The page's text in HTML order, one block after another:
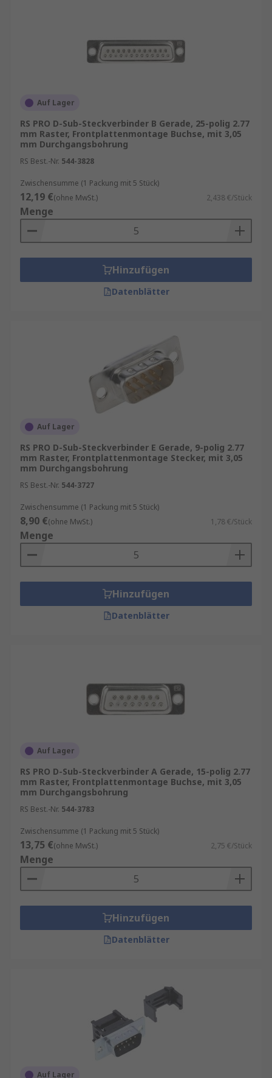
an das Stromnetz oder das Anschließen
wichtiger Geräte wie Öfen.
Bezeichnung schon sagt, sind gelötete D-
mit Lötmetall und einem Lötkolben mit
Platinen verbunden zu werden.
D-Sub mit Federanschluss
Verbindung über Federanschlussklemmen
an individuellen abisolierten Drähten oder
Kabeln her.
Wire-Wrap-D-Sub-Steckverbinder– Das
mit Drähten um die Kontaktstifte der
Steckverbinder herum.
D-Sub-Steckverbinder-
Auf Lager
RS PRO D-Sub-Steckverbinder B Gerade, 25-polig 2.77
mm Raster, Frontplattenmontage Buchse, mit 3,05
mm Durchgangsbohrung
RS Best.-Nr. 544-3828
Zwischensumme (1 Packung mit 5 Stück)
12,19 €(ohne MwSt.) 2,438 €/Stück
Menge
Hinzufügen
Datenblätter
Auf Lager
RS PRO D-Sub-Steckverbinder E Gerade, 9-polig 2.77
mm Raster, Frontplattenmontage Stecker, mit 3,05
mm Durchgangsbohrung
RS Best.-Nr. 544-3727
Zwischensumme (1 Packung mit 5 Stück)
8,90 €(ohne MwSt.) 1,78 €/Stück
Menge
Hinzufügen
Datenblätter
Auf Lager
RS PRO D-Sub-Steckverbinder A Gerade, 15-polig 2.77
mm Raster, Frontplattenmontage Buchse, mit 3,05
mm Durchgangsbohrung
RS Best.-Nr. 544-3783
Zwischensumme (1 Packung mit 5 Stück)
13,75 €(ohne MwSt.) 2,75 €/Stück
Menge
Hinzufügen
Datenblätter
Auf Lager